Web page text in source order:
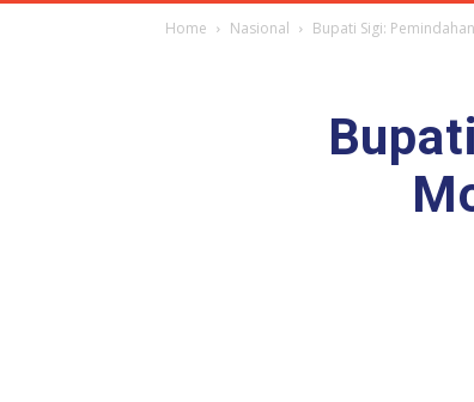
Home Nasional Bupati Sigi: